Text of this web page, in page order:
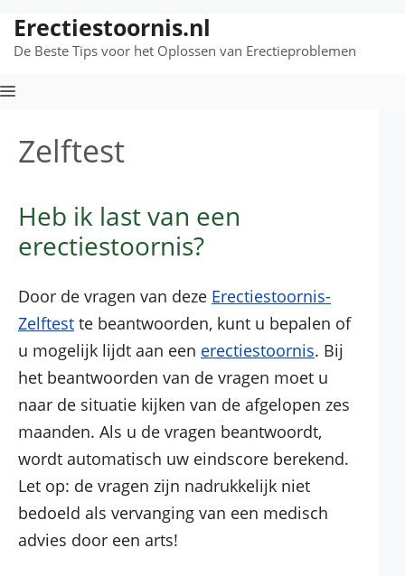
Ga
naar
inhoud
Erectiestoornis.nl
De Beste Tips voor het Oplossen van Erectieproblemen
Menu
Zelftest
Heb ik last van een
erectiestoornis?
Door de vragen van deze Erectiestoornis-
Zelftest te beantwoorden, kunt u bepalen of
u mogelijk lijdt aan een erectiestoornis. Bij
het beantwoorden van de vragen moet u
naar de situatie kijken van de afgelopen zes
maanden. Als u de vragen beantwoordt,
wordt automatisch uw eindscore berekend.
Let op: de vragen zijn nadrukkelijk niet
bedoeld als vervanging van een medisch
advies door een arts!